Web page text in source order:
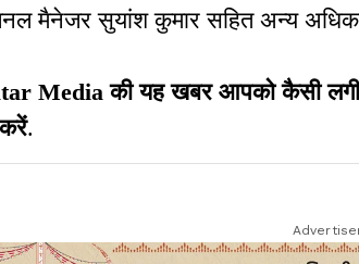
मैनेजर सुयांश कुमार सहित अन्य
Media की यह खबर आपको कैसी
.